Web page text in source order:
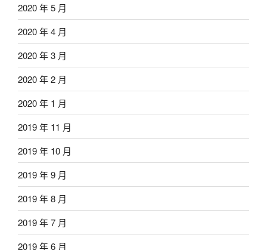
2020 年 5 月
2020 年 4 月
2020 年 3 月
2020 年 2 月
2020 年 1 月
2019 年 11 月
2019 年 10 月
2019 年 9 月
2019 年 8 月
2019 年 7 月
2019 年 6 月